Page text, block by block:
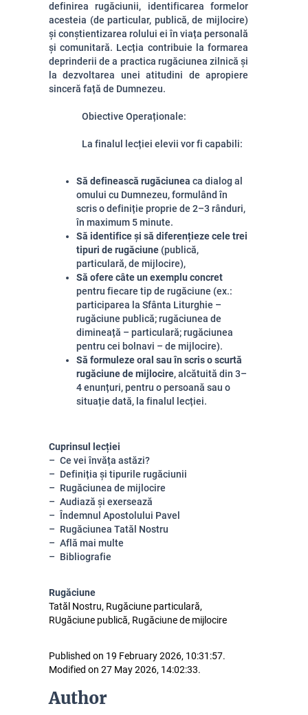
definirea rugăciunii, identificarea formelor
acesteia (de particular, publică, de mijlocire)
și conștientizarea rolului ei în viața personală
și comunitară. Lecția contribuie la formarea
deprinderii de a practica rugăciunea zilnică și
la dezvoltarea unei atitudini de apropiere
sinceră față de Dumnezeu.
Obiective Operaționale:
La finalul lecției elevii vor fi capabili:
Să definească rugăciunea ca dialog al
omului cu Dumnezeu, formulând în
scris o definiție proprie de 2–3 rânduri,
în maximum 5 minute.
Să identifice și să diferențieze cele trei
tipuri de rugăciune (publică,
particulară, de mijlocire),
Să ofere câte un exemplu concret
pentru fiecare tip de rugăciune (ex.:
participarea la Sfânta Liturghie –
rugăciune publică; rugăciunea de
dimineață – particulară; rugăciunea
pentru cei bolnavi – de mijlocire).
Să formuleze oral sau în scris o scurtă
rugăciune de mijlocire, alcătuită din 3–
4 enunțuri, pentru o persoană sau o
situație dată, la finalul lecției.
Cuprinsul lecției
Ce vei învăța astăzi?
Definiția și tipurile rugăciunii
Rugăciunea de mijlocire
Audiază și exersează
Îndemnul Apostolului Pavel
Rugăciunea Tatăl Nostru
Află mai multe
Bibliografie
Rugăciune
Tatăl Nostru, Rugăciune particulară,
RUgăciune publică, Rugăciune de mijlocire
Published on 19 February 2026, 10:31:57.
Modified on 27 May 2026, 14:02:33.
Author